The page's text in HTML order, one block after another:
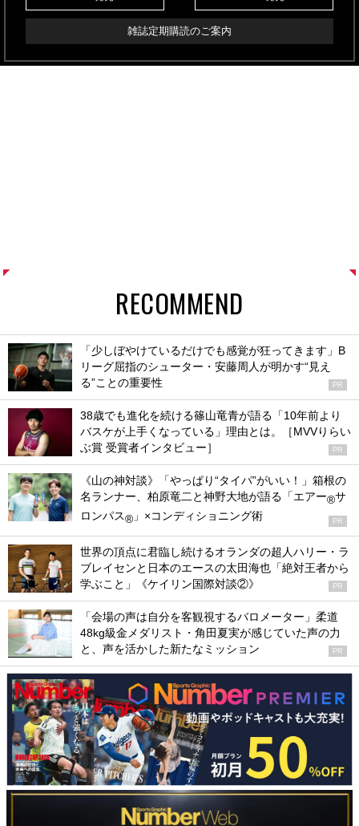
雑誌定期購読のご案内
RECOMMEND
「少しぼやけているだけでも感覚が狂ってきます」B
リーグ屈指のシューター・安藤周人が明かす“見え
る”ことの重要性
PR
38歳でも進化を続ける篠山竜青が語る「10年前より
バスケが上手くなっている」理由とは。［MVVりらい
ぶ賞 受賞者インタビュー］
PR
《山の神対談》「やっぱり“タイパ”がいい！」箱根の
名ランナー、柏原竜二と神野大地が語る「エアー®サ
ロンパス® 」×コンディショニング術 PR
世界の頂点に君臨し続けるオランダの超人ハリー・ラ
ブレイセンと日本のエースの太田海也「絶対王者から
学ぶこと」《ケイリン国際対談②》
PR
「会場の声は自分を客観視するバロメーター」柔道
48kg級金メダリスト・角田夏実が感じていた声の力
と、声を活かした新たなミッション
PR